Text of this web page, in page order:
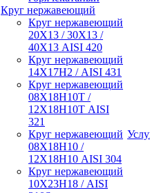
Круг нержавеющий
Круг нержавеющий
20Х13 / 30Х13 /
40Х13 AISI 420
Круг нержавеющий
14Х17Н2 / AISI 431
Круг нержавеющий
08Х18Н10Т /
12Х18Н10Т AISI
321
Круг нержавеющий
08Х18Н10 /
12Х18Н10 AISI 304
Круг нержавеющий
10Х23Н18 / AISI